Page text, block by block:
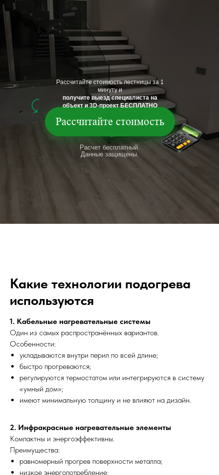
Рассчитайте стоимость
Расчет бесплатный.
Данные защищены.
Рассчитайте стоимость лестницы за 1
минуту и
получите выезд специалиста на
объект и 3D-проект БЕСПЛАТНО
Какие технологии подогрева
используются
1. Кабельные нагревательные системы
Один из самых распространённых вариантов.
Особенности:
укладываются внутри перил по всей длине;
быстро прогреваются;
регулируются термостатом или интегрируются в систему
«умный дом»;
имеют минимальную толщину и не влияют на дизайн.
2. Инфракрасные нагревательные элементы
Компактны и энергоэффективны.
Преимущества:
равномерный прогрев поверхности металла;
низкое энергопотребление;